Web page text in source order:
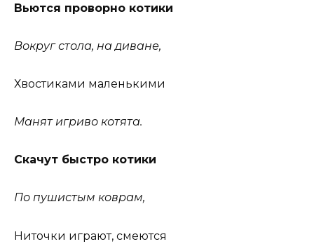
Вьются проворно котики
Вокруг стола, на диване,
Хвостиками маленькими
Манят игриво котята.
Скачут быстро котики
По пушистым коврам,
Ниточки играют, смеются